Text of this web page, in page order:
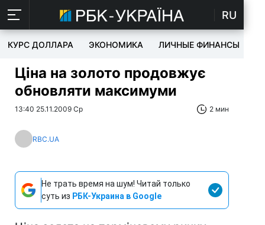
RU
КУРС ДОЛЛАРА ЭКОНОМИКА ЛИЧНЫЕ ФИНАНСЫ
Ціна на золото продовжує
обновляти максимуми
13:40 25.11.2009 Ср 2 мин
RBC.UA
Не трать время на шум! Читай только
суть из РБК-Украина в Google